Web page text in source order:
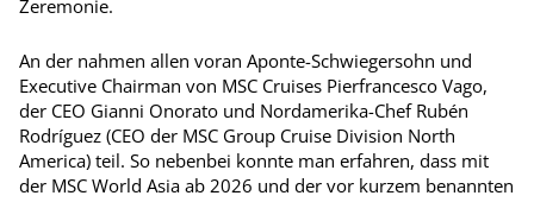
Zeremonie.
An der nahmen allen voran Aponte-Schwiegersohn und
Executive Chairman von MSC Cruises Pierfrancesco Vago,
der CEO Gianni Onorato und Nordamerika-Chef Rubén
Rodríguez (CEO der MSC Group Cruise Division North
America) teil. So nebenbei konnte man erfahren, dass mit
der MSC World Asia ab 2026 und der vor kurzem benannten